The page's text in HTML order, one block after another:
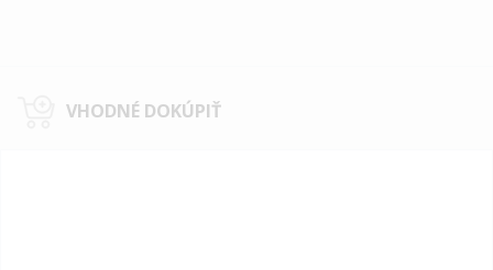
VHODNÉ DOKÚPIŤ